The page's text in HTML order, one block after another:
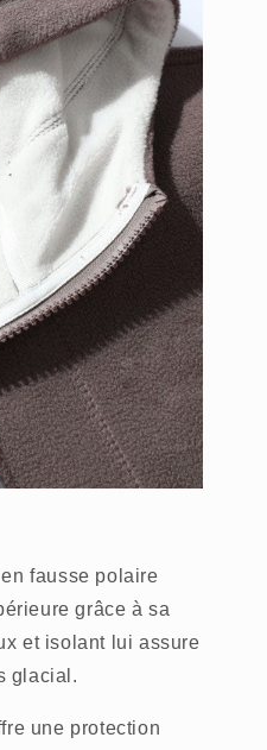
fausse polaire
grâce à sa
et isolant lui assure
glacial.
une protection